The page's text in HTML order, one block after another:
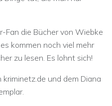
Fan die Bücher von Wiebke
kommen noch viel mehr
zu lesen. Es lohnt sich!
und dem Diana